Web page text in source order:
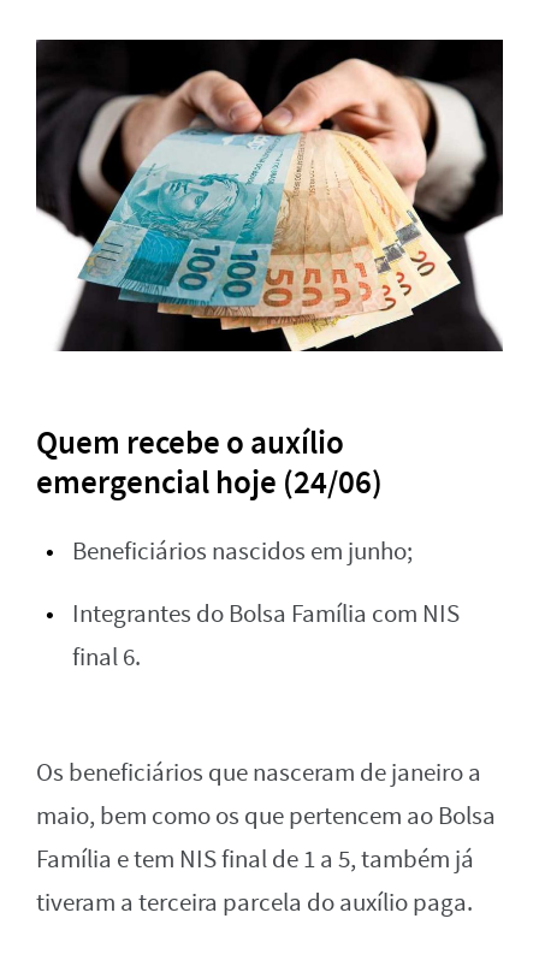
Quem recebe o auxílio
emergencial hoje (24/06)
Beneficiários nascidos em junho;
Integrantes do Bolsa Família com NIS
final 6.
Os beneficiários que nasceram de janeiro a
maio, bem como os que pertencem ao Bolsa
Família e tem NIS final de 1 a 5, também já
tiveram a terceira parcela do auxílio paga.